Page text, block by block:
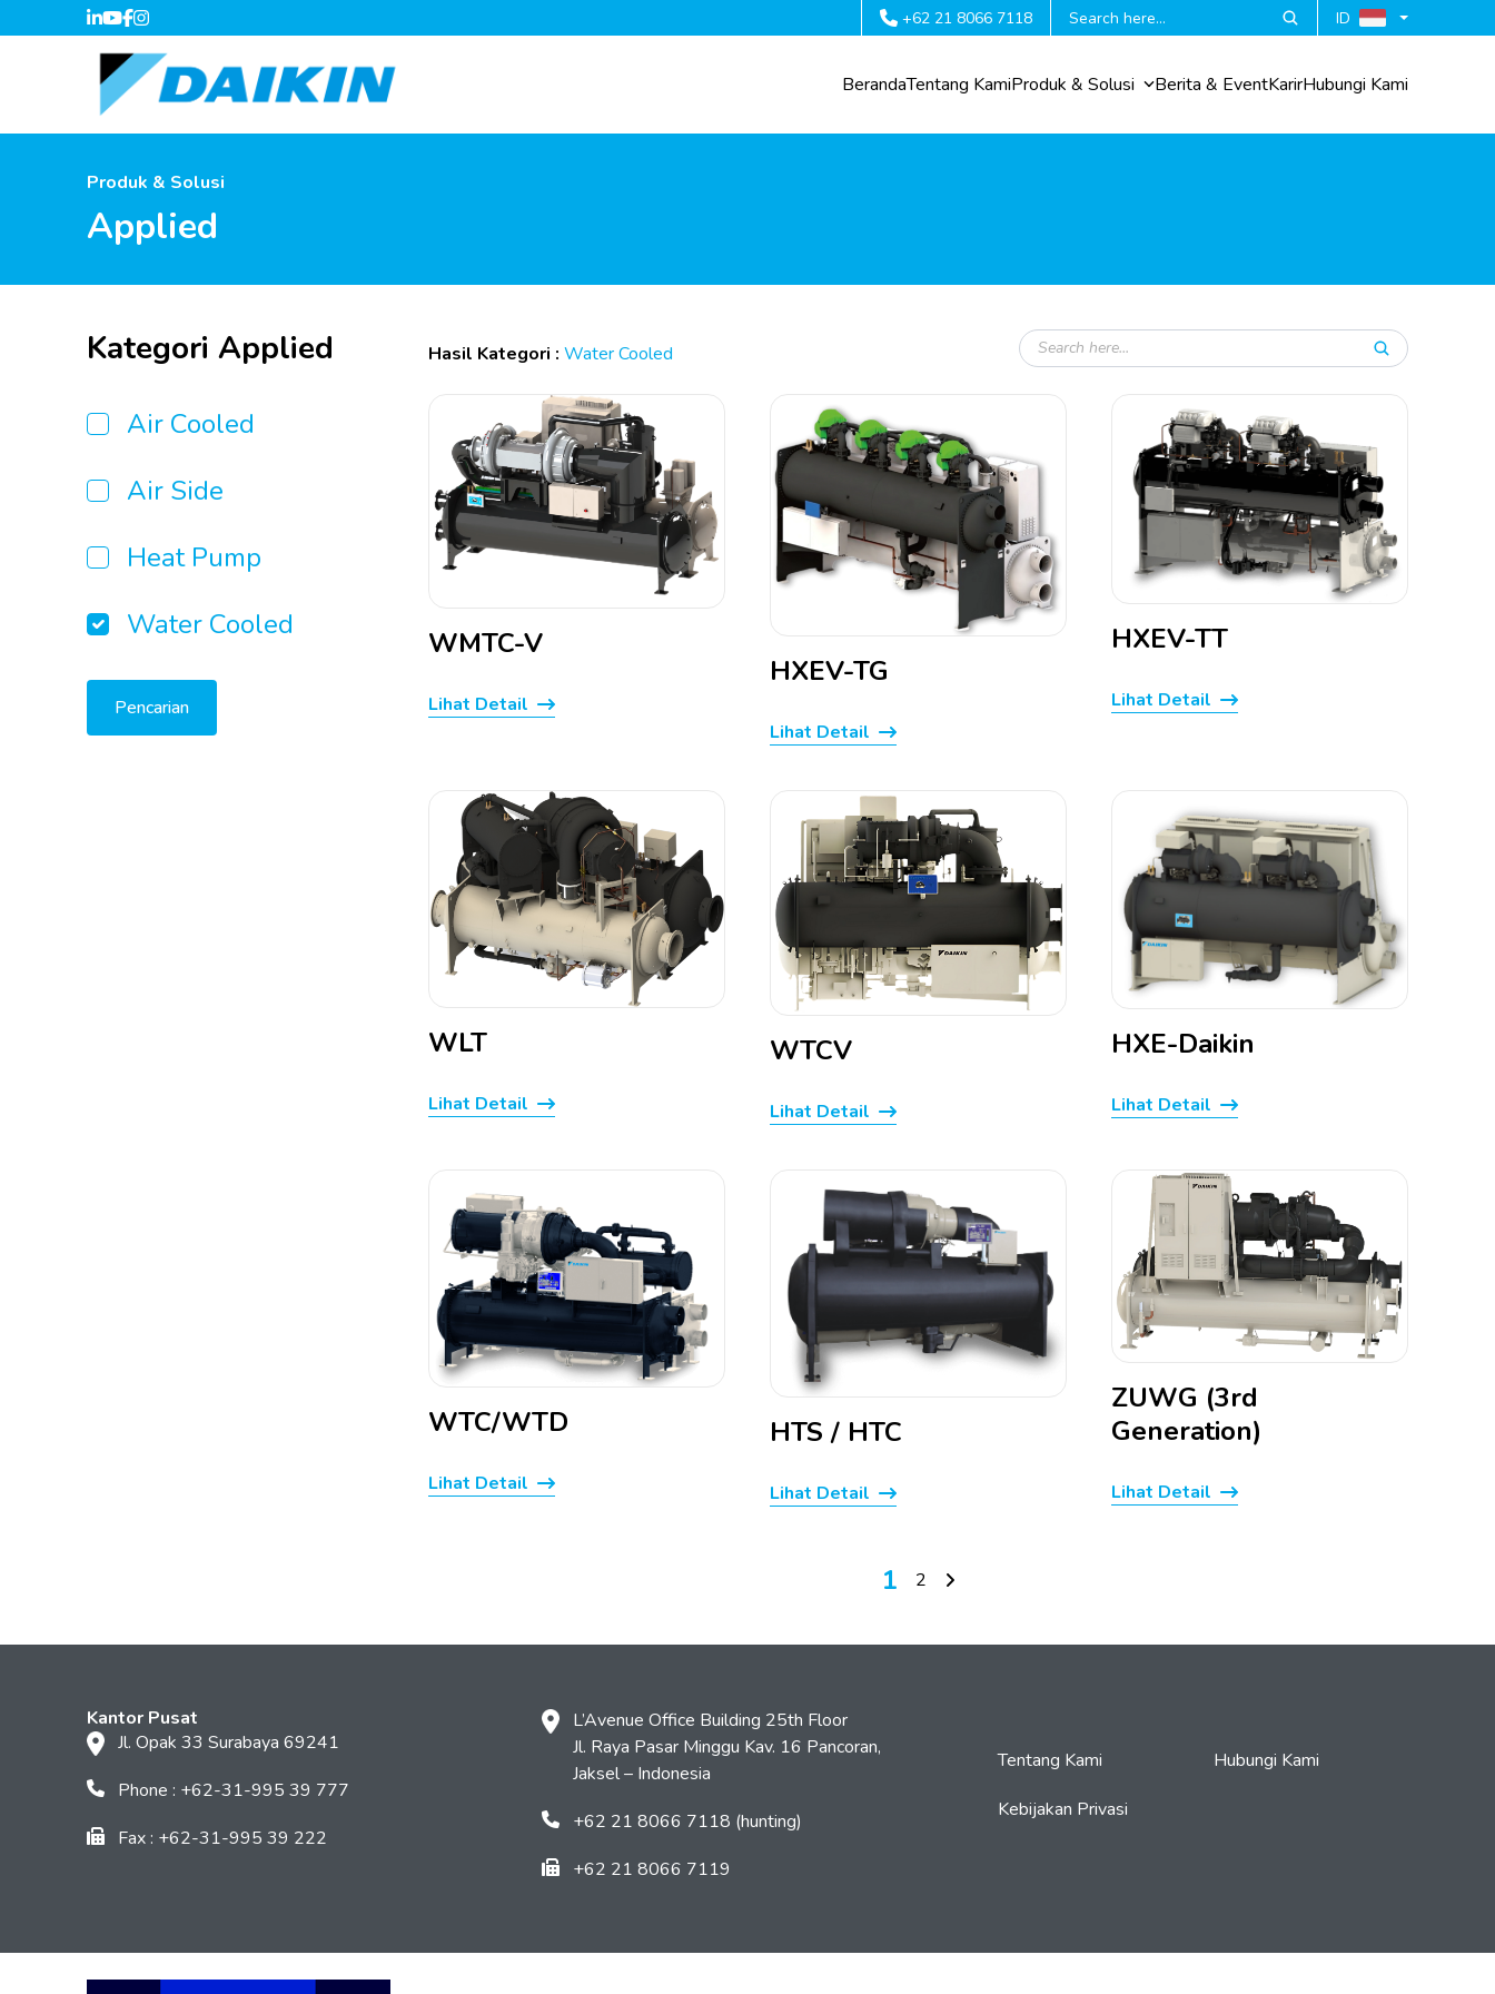
+62 21 8066 7118 ID
BerandaTentang KamiProduk & Solusi Berita & EventKarirHubungi Kami
Produk & Solusi
Applied
Kategori Applied
Air Cooled
Air Side
Heat Pump
Water Cooled
Pencarian
Hasil Kategori : Water Cooled
WMTC-V
Lihat Detail
HXEV-TG
Lihat Detail
HXEV-TT
Lihat Detail
WLT
Lihat Detail
WTCV
Lihat Detail
HXE-Daikin
Lihat Detail
WTC/WTD
Lihat Detail
HTS / HTC
Lihat Detail
ZUWG (3rd
Generation)
Lihat Detail
1 2
Kantor Pusat
Jl. Opak 33 Surabaya 69241
Phone : +62-31-995 39 777
Fax : +62-31-995 39 222
L’Avenue Office Building 25th Floor
Jl. Raya Pasar Minggu Kav. 16 Pancoran,
Jaksel – Indonesia
+62 21 8066 7118 (hunting)
+62 21 8066 7119
Tentang Kami
Hubungi Kami
Kebijakan Privasi